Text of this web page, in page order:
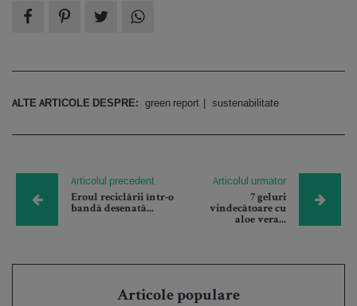
ALTE ARTICOLE DESPRE: green report sustenabilitate
Articolul precedent
Eroul reciclării într-o
bandă desenată...
Articolul urmator
7 geluri
vindecătoare cu
aloe vera...
Articole populare